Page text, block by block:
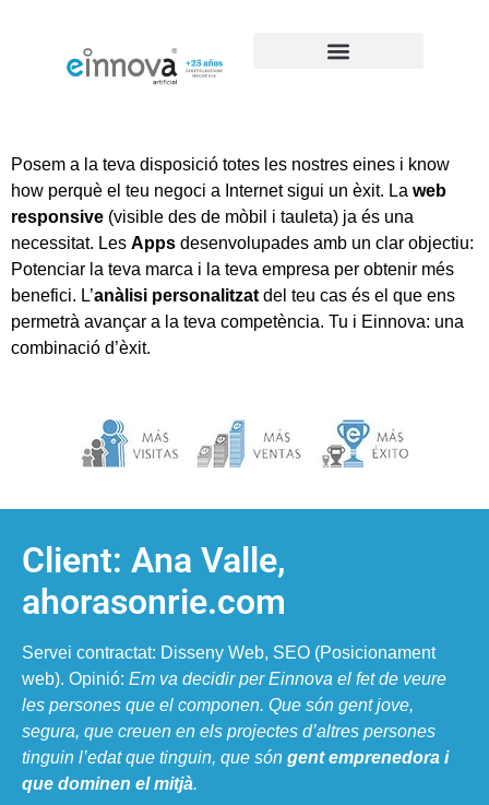
Posem a la teva disposició totes les nostres eines i know
how perquè el teu negoci a Internet sigui un èxit. La web
responsive (visible des de mòbil i tauleta) ja és una
necessitat. Les Apps desenvolupades amb un clar objectiu:
Potenciar la teva marca i la teva empresa per obtenir més
benefici. L’anàlisi personalitzat del teu cas és el que ens
permetrà avançar a la teva competència. Tu i Einnova: una
combinació d’èxit.
Client: Ana Valle,
ahorasonrie.com
Servei contractat: Disseny Web, SEO (Posicionament
web). Opinió: Em va decidir per Einnova el fet de veure
les persones que el componen. Que són gent jove,
segura, que creuen en els projectes d’altres persones
tinguin l’edat que tinguin, que són gent emprenedora i
que dominen el mitjà.